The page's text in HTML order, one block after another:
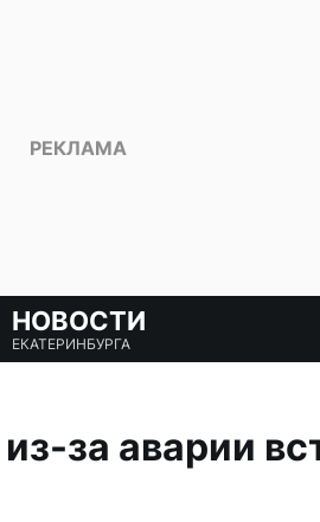
НОВОСТИ
ЕКАТЕРИНБУРГА
за аварии